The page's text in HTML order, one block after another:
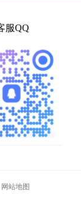
服QQ
网站地图